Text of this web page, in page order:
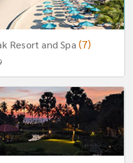
Resort and Spa (7)